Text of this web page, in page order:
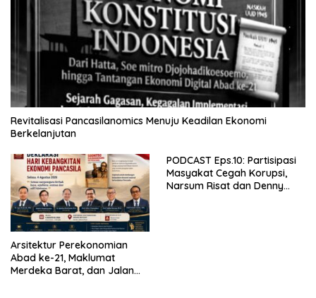
Revitalisasi Pancasilanomics Menuju Keadilan Ekonomi
Berkelanjutan
Arsitektur Perekonomian
Abad ke-21, Maklumat
Merdeka Barat, dan Jalan
PODCAST Eps.10: Partisipasi
Masyakat Cegah Korupsi,
Narsum Risat dan Denny